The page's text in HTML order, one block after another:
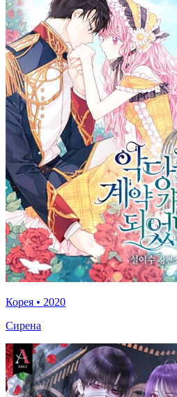
Корея • 2020
Сирена